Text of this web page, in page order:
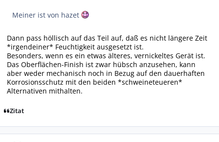
Meiner ist von hazet
Dann pass höllisch auf das Teil auf, daß es nicht längere Zeit
*irgendeiner* Feuchtigkeit ausgesetzt ist.
Besonders, wenn es ein etwas älteres, vernickeltes Gerät ist.
Das Oberflächen-Finish ist zwar hübsch anzusehen, kann
aber weder mechanisch noch in Bezug auf den dauerhaften
Korrosionsschutz mit den beiden *schweineteueren*
Alternativen mithalten.
Zitat